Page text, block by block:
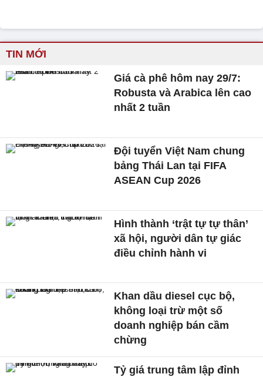
TIN MỚI
Giá cà phê hôm nay 29/7:
Robusta và Arabica lên cao
nhất 2 tuần
Đội tuyển Việt Nam chung
bảng Thái Lan tại FIFA
ASEAN Cup 2026
Hình thành ‘trật tự tự thân’
xã hội, người dân tự giác
điều chỉnh hành vi
Khan dầu diesel cục bộ,
không loại trừ một số
doanh nghiệp bán cầm
chừng
Tỷ giá trung tâm lập đỉnh